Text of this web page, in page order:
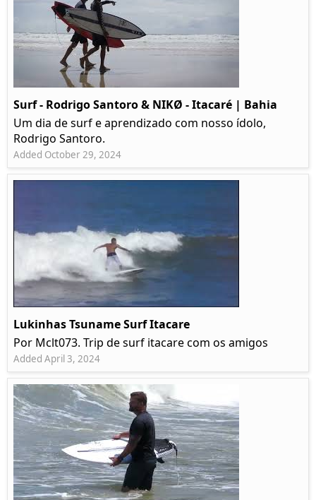
Surf - Rodrigo Santoro & NIKØ - Itacaré | Bahia
Um dia de surf e aprendizado com nosso ídolo,
Rodrigo Santoro.
Added October 29, 2024
Lukinhas Tsuname Surf Itacare
Por Mclt073. Trip de surf itacare com os amigos
Added April 3, 2024